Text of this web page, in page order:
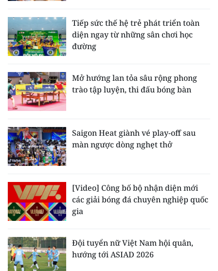
Tiếp sức thế hệ trẻ phát triển toàn
diện ngay từ những sân chơi học
đường
Mở hướng lan tỏa sâu rộng phong
trào tập luyện, thi đấu bóng bàn
Saigon Heat giành vé play-off sau
màn ngược dòng nghẹt thở
[Video] Công bố bộ nhận diện mới
các giải bóng đá chuyên nghiệp quốc
gia
Đội tuyển nữ Việt Nam hội quân,
hướng tới ASIAD 2026